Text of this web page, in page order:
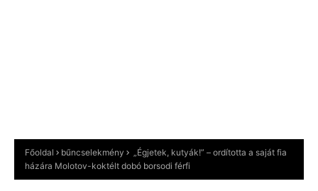
Főoldal bűncselekmény
„Égjetek, kutyák!” – ordította a saját fia
házára Molotov-koktélt dobó borsodi férfi